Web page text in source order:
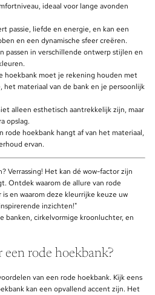
ideaal voor lange avonden
passie, liefde en energie, en kan een
en een dynamische sfeer creëren.
passen in verschillende ontwerp stijlen en
hoekbank moet je rekening houden met
materiaal van de bank en je persoonlijk
alleen esthetisch aantrekkelijk zijn, maar
opslag.
rode hoekbank hangt af van het materiaal,
ervan.
Verrassing! Het kan dé wow-factor zijn
Ontdek waarom de allure van rode
en waarom deze kleurrijke keuze uw
inzichten!"
een rode hoekbank?
van een rode hoekbank. Kijk eens
kan een opvallend accent zijn. Het